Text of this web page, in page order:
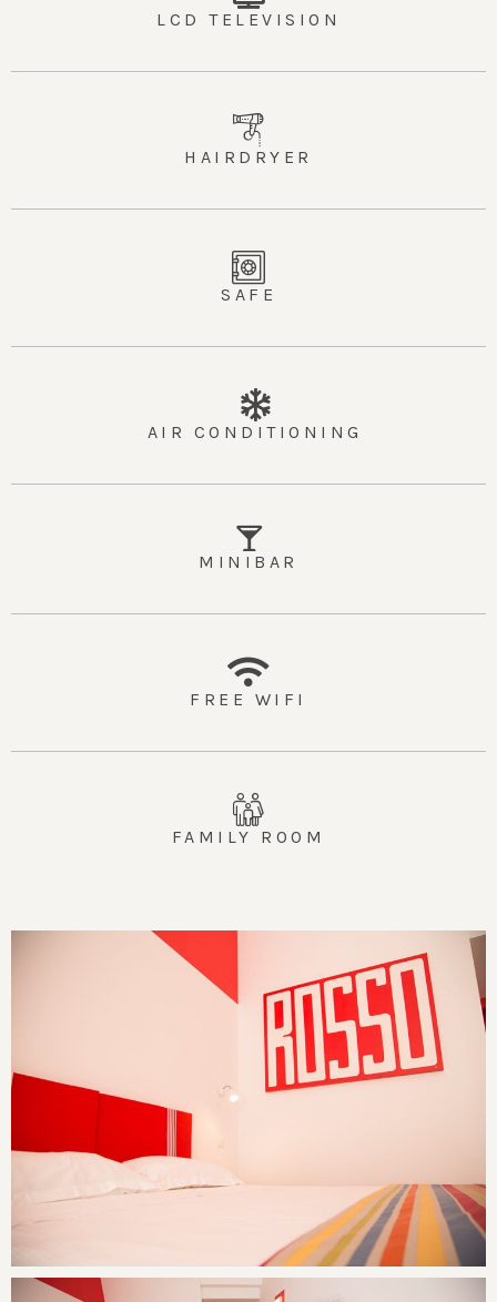
AIR CONDITIONING
MINIBAR
FREE WIFI
FAMILY ROOM
LCD TELEVISION
HAIRDRYER
SAFE